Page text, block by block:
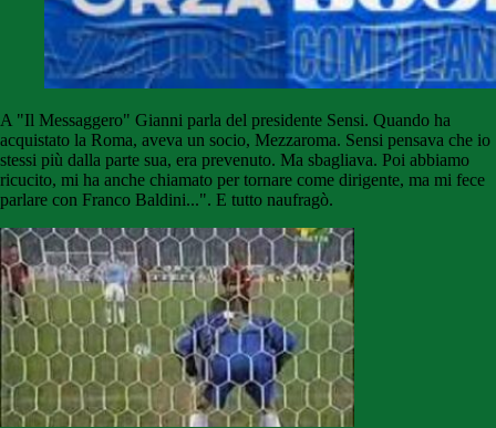
A "Il Messaggero" Gianni parla del presidente Sensi. Quando ha
acquistato la Roma, aveva un socio, Mezzaroma. Sensi pensava che io
stessi più dalla parte sua, era prevenuto. Ma sbagliava. Poi abbiamo
ricucito, mi ha anche chiamato per tornare come dirigente, ma mi fece
parlare con Franco Baldini...". E tutto naufragò.